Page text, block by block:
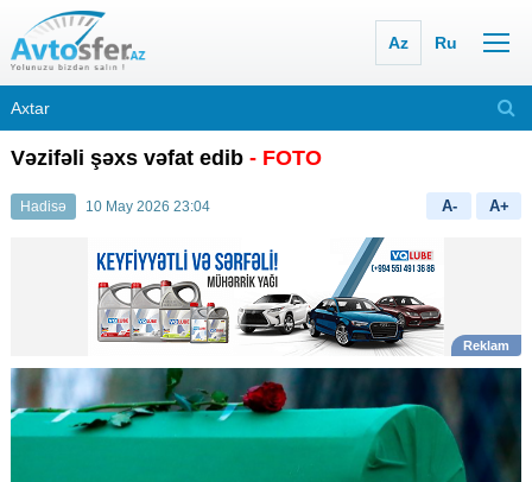
Az Ru
Vəzifəli şəxs vəfat edib - FOTO
Hadisə 10 May 2026 23:04 A- A+